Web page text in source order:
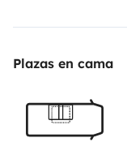
facile a prendre
autonomie :
- Store extérieur
Plazas en cama